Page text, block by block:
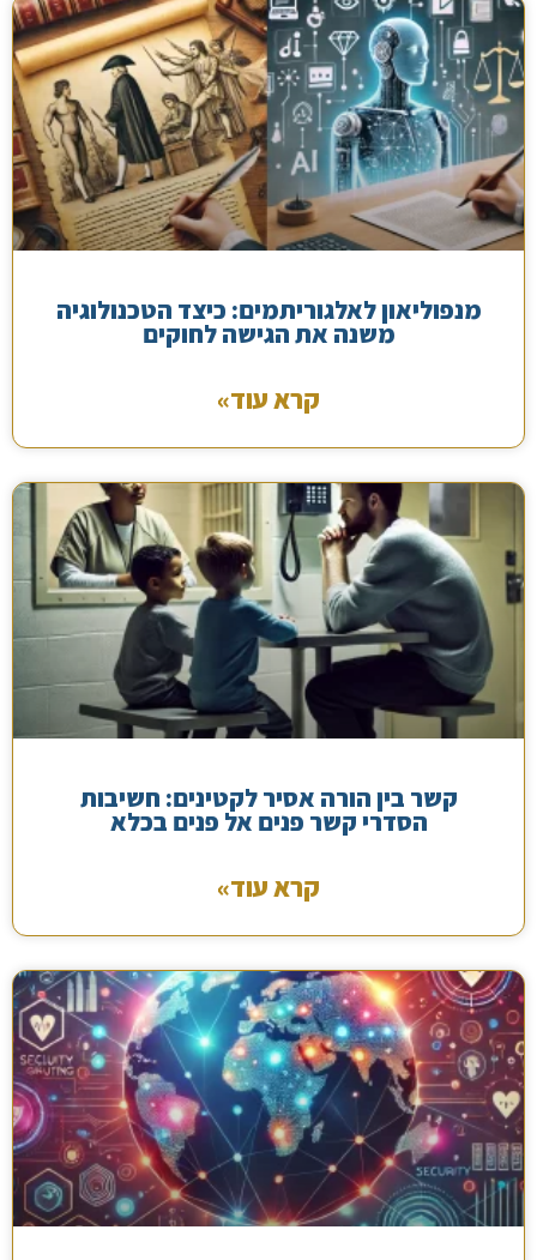
מנפוליאון לאלגוריתמים: כיצד הטכנולוגיה
משנה את הגישה לחוקים
קרא עוד»
קשר בין הורה אסיר לקטינים: חשיבות
הסדרי קשר פנים אל פנים בכלא
קרא עוד»